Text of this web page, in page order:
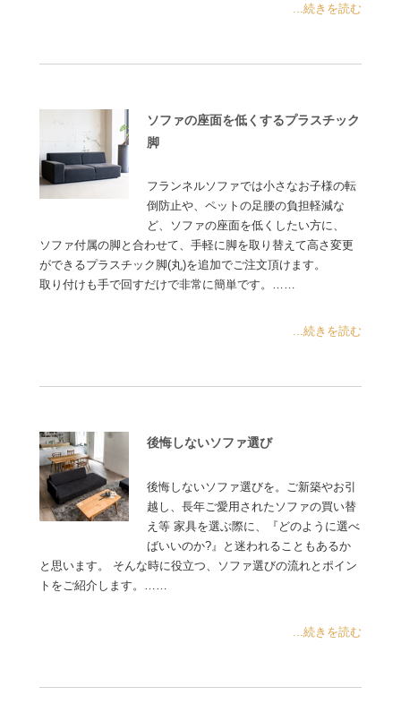
...続きを読む
ソファの座面を低くするプラスチック
脚
フランネルソファでは小さなお子様の転
倒防止や、ペットの足腰の負担軽減な
ど、ソファの座面を低くしたい方に、
ソファ付属の脚と合わせて、手軽に脚を取り替えて高さ変更
ができるプラスチック脚(丸)を追加でご注文頂けます。
取り付けも手で回すだけで非常に簡単です。……
...続きを読む
後悔しないソファ選び
後悔しないソファ選びを。ご新築やお引
越し、長年ご愛用されたソファの買い替
え等 家具を選ぶ際に、『どのように選べ
ばいいのか?』と迷われることもあるか
と思います。 そんな時に役立つ、ソファ選びの流れとポイン
トをご紹介します。……
...続きを読む